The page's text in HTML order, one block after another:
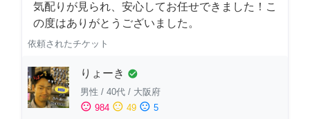
気配りが見られ、安心してお任せできました！こ
の度はありがとうございました。
依頼されたチケット
りょーき check_circle
男性 / 40代 / 大阪府
sentiment_satisfied 984 sentiment_neutral 49 sentiment_dissatisfied 5